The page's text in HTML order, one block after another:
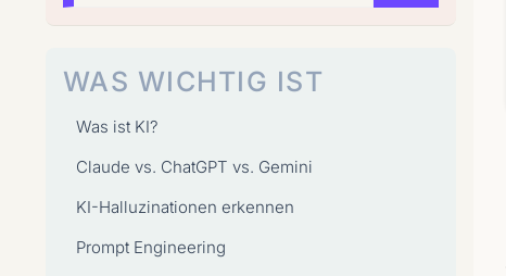
WAS WICHTIG IST
Was ist KI?
Claude vs. ChatGPT vs. Gemini
KI-Halluzinationen erkennen
Prompt Engineering